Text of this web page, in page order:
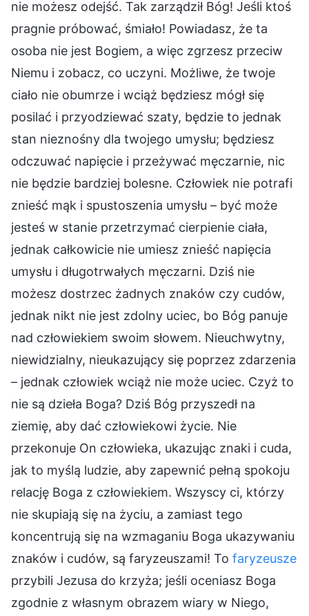
nie możesz odejść. Tak zarządził Bóg! Jeśli ktoś
pragnie próbować, śmiało! Powiadasz, że ta
osoba nie jest Bogiem, a więc zgrzesz przeciw
Niemu i zobacz, co uczyni. Możliwe, że twoje
ciało nie obumrze i wciąż będziesz mógł się
posilać i przyodziewać szaty, będzie to jednak
stan nieznośny dla twojego umysłu; będziesz
odczuwać napięcie i przeżywać męczarnie, nic
nie będzie bardziej bolesne. Człowiek nie potrafi
znieść mąk i spustoszenia umysłu – być może
jesteś w stanie przetrzymać cierpienie ciała,
jednak całkowicie nie umiesz znieść napięcia
umysłu i długotrwałych męczarni. Dziś nie
możesz dostrzec żadnych znaków czy cudów,
jednak nikt nie jest zdolny uciec, bo Bóg panuje
nad człowiekiem swoim słowem. Nieuchwytny,
niewidzialny, nieukazujący się poprzez zdarzenia
– jednak człowiek wciąż nie może uciec. Czyż to
nie są dzieła Boga? Dziś Bóg przyszedł na
ziemię, aby dać człowiekowi życie. Nie
przekonuje On człowieka, ukazując znaki i cuda,
jak to myślą ludzie, aby zapewnić pełną spokoju
relację Boga z człowiekiem. Wszyscy ci, którzy
nie skupiają się na życiu, a zamiast tego
koncentrują się na wzmaganiu Boga ukazywaniu
znaków i cudów, są faryzeuszami! To faryzeusze
przybili Jezusa do krzyża; jeśli oceniasz Boga
zgodnie z własnym obrazem wiary w Niego,